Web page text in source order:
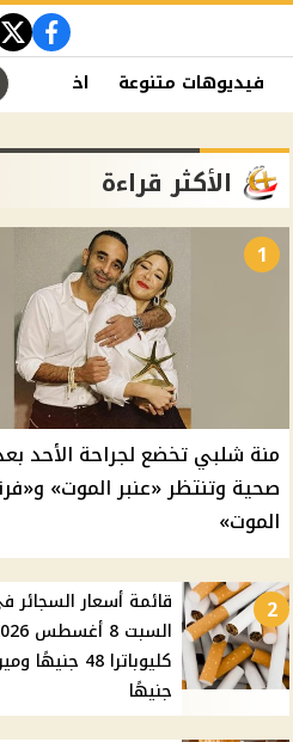
فيديوهات متنوعة اخبار الفن
الأكثر قراءة
1
منة شلبي تخضع لجراحة الأحد
صحية وتنتظر «عنبر الموت»
الموت»
2
قائمة أسعار السجائر
جنيهًا